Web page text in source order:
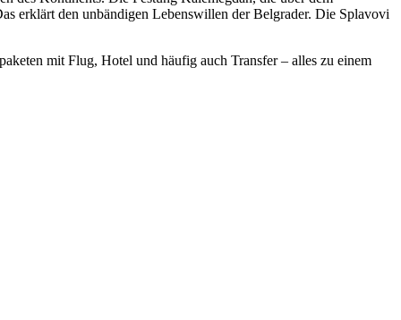
erklärt den unbändigen Lebenswillen der Belgrader. Die Splavovi
mit Flug, Hotel und häufig auch Transfer – alles zu einem